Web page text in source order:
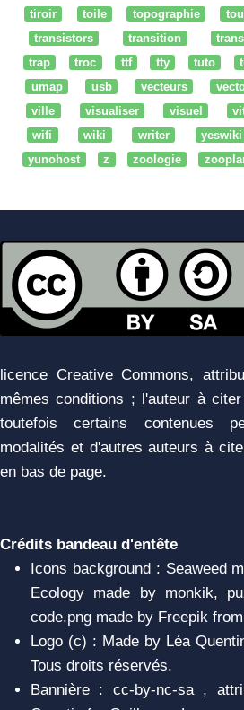
tiroir
toile topographie
transistors
transition
trap
troc ttf tty tuto
umap
usb vecteurs
ville
visualiser visuel
wifi
wiki writer yeswiki
yunohost
z zoologie
licence Creative Commons,
mêmes conditions ; l'auteur à
toutefois certains contenues
modalités et d'autres auteurs à
en bas de page.
Crédits bandeau d'entête
Icons background : Seaweed
Ecology made by monkik,
code.png made by Freepik
Logo (c) : Made by Léa
Tous droits réservés.
Bannière : cc-by-nc-sa ,